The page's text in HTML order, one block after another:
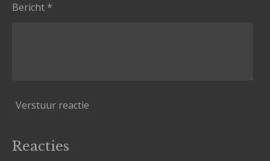
Bericht *
Verstuur reactie
Reacties